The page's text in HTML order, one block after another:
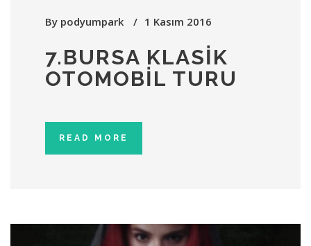
By podyumpark 1 Kasım 2016
7.BURSA KLASIK
OTOMOBIL TURU
READ MORE